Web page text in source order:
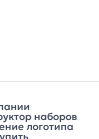
наборов
логотипа